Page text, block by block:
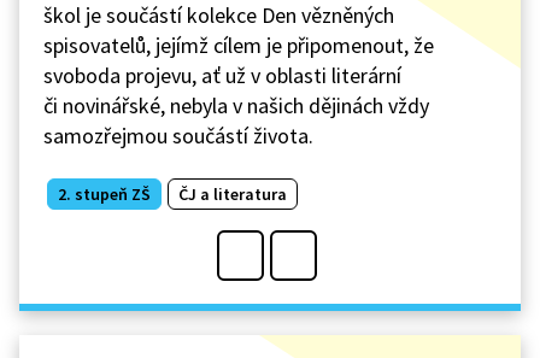
škol je součástí kolekce Den vězněných
spisovatelů, jejímž cílem je připomenout, že
svoboda projevu, ať už v oblasti literární
či novinářské, nebyla v našich dějinách vždy
samozřejmou součástí života.
2. stupeň ZŠ ČJ a literatura